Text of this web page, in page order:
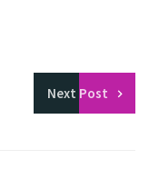
Next Post